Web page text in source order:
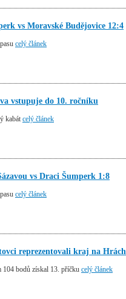
vs Moravské Budějovice 12:4
celý článek
vstupuje do 10. ročníku
kabát celý článek
vs Draci Šumperk 1:8
celý článek
reprezentovali kraj na
104 bodů získal 13. příčku celý článek